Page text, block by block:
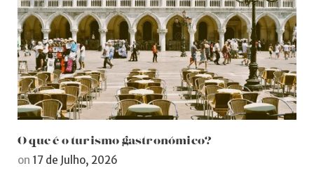
O que é o turismo gastronómico?
on 17 de Julho, 2026